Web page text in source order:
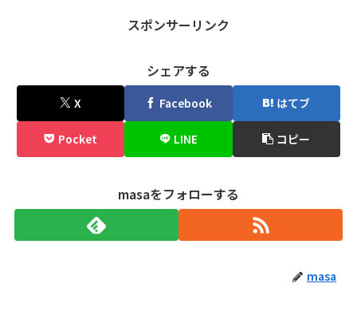
スポンサーリンク
シェアする
X Facebook はてブ
Pocket LINE コピー
masaをフォローする
masa